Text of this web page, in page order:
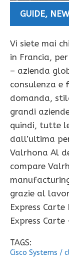
GUIDE,
Vi siete mai
in Francia,
– azienda
consulenza e
domanda,
grandi
quindi, tutte
dall’ultima
Valrhona Al
compare
grazie al
Express
Express
TAGS:
Cisco Systems /